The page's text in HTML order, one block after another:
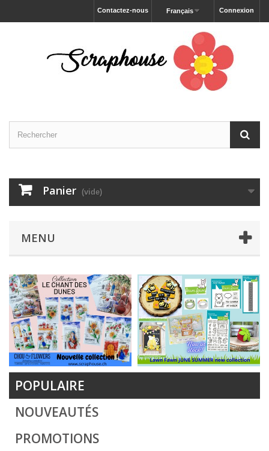
Connexion
Français
Contactez-nous
Panier (vide)
MENU
POPULAIRE
NOUVEAUTÉS
PROMOTIONS